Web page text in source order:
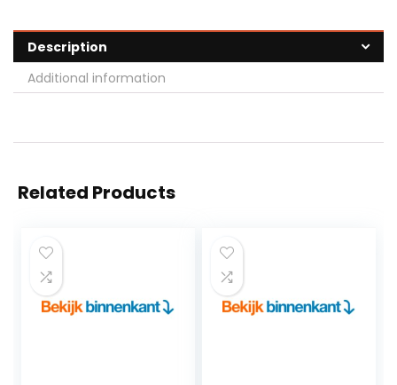
Description
Additional information
Related Products